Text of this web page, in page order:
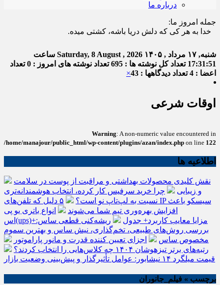
درباره ما
جمله امروز ما:
به هر کی که دلش دریا باشه، کشتی میده.
شنبه, ۱۷ مرداد , ۱۴۰۵ Saturday, 8 August , 2026 ساعت
17:31:51 تعداد کل نوشته ها : 695 تعداد نوشته های امروز : 0
تعداد
اعضا : 4
تعداد دیدگاهها : 43 ×
اوقات شرعی
Warning: A non-numeric value encountered in
/home/manajour/public_html/wp-content/plugins/azan/index.php on line 122
اطلاعیه ها
نقش کلیدی محصولات بهداشتی و مراقبت از پوست در سلامت
و زیبایی
چرا خرید سرفیس کار کرده، انتخاب هوشمندانه‌تری
نسبت به لپ‌تاپ نو است؟
۵ دلیل که تلفن‌های IP سیسکو باعث
افزایش بهره‌وری تیم شما می‌شوند
انواع باتری یو پی
اس(ups)+مزایا معایب کاربرد+ جدول
ریشه‌کنی قطعی ساس:
بررسی روش‌های طبیعی، تخم‌گذاری، نیش ساس و بهترین سموم
مخصوص ساس
اجزای تعیین کننده قدرت و مانور پاراموتور
رتبه‌های برتر تیزهوشان ۱۴۰۴ چه کلاس‌هایی را انتخاب کردند؟
قیمت میلگرد ۱۴ نیشابور: عوامل تأثیرگذار و پیش‌بینی وضعیت بازار
برچسب » فیلم_جانوران